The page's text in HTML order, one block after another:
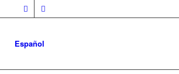
Español